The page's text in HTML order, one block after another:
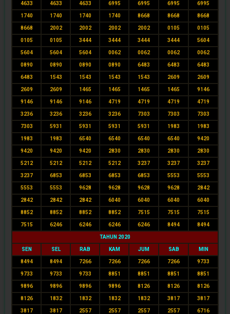
4633 4633 4633 6995 6995 6995 6995
1740 1740 1740 1740 8668 8668 8668
8668 2002 2002 2002 2002 0105 0105
0105 0105 3444 3444 3444 3444 5604
5604 5604 5604 0062 0062 0062 0062
0890 0890 0890 0890 6483 6483 6483
6483 1543 1543 1543 1543 2609 2609
2609 2609 1465 1465 1465 1465 9146
9146 9146 9146 4719 4719 4719 4719
3236 3236 3236 3236 7303 7303 7303
7303 5931 5931 5931 5931 1983 1983
1983 1983 6540 6540 6540 6540 9420
9420 9420 9420 2830 2830 2830 2830
5212 5212 5212 5212 3237 3237 3237
3237 6853 6853 6853 6853 5553 5553
5553 5553 9628 9628 9628 9628 2842
2842 2842 2842 6040 6040 6040 6040
8852 8852 8852 8852 7515 7515 7515
7515 6246 6246 6246 6246 8494 8494
TAHUN 2020
SEN SEL RAB KAM JUM SAB MIN
8494 8494 7266 7266 7266 7266 9733
9733 9733 9733 8851 8851 8851 8851
9896 9896 9896 9896 8126 8126 8126
8126 1832 1832 1832 1832 3817 3817
3817 3817 2557 2557 2557 2557 6716